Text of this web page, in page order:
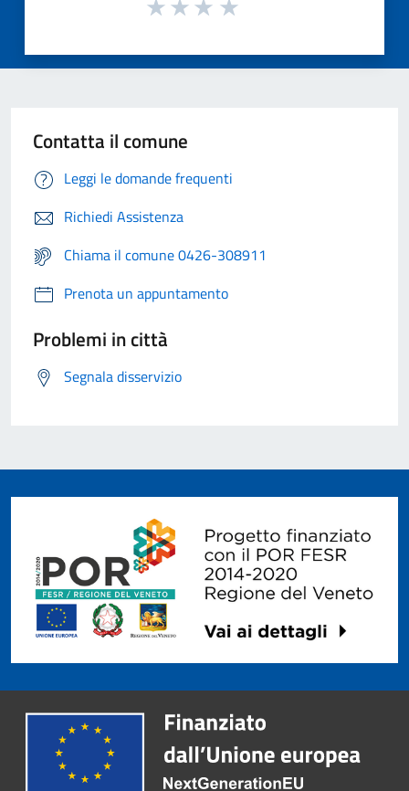
Contatta il comune
Leggi le domande frequenti
Richiedi Assistenza
Chiama il comune 0426-308911
Prenota un appuntamento
Problemi in città
Segnala disservizio